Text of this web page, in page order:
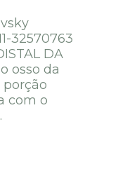
32570763
DA
osso da
com o